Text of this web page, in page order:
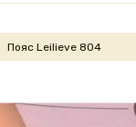
Пояс Leilieve 804